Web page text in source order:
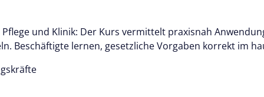
und Klinik: Der Kurs vermittelt praxisnah
Beschäftigte lernen, gesetzliche Vorgaben korrekt im